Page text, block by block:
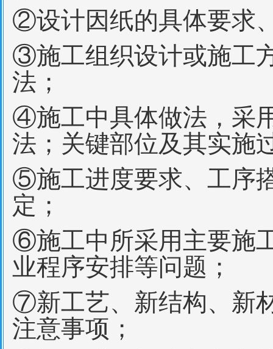
②设计因纸的具体要求
③施工组织设计或施工
法；
④施工中具体做法，采
法；关键部位及其实施
⑤施工进度要求、工序
定；
⑥施工中所采用主要施
业程序安排等问题；
⑦新工艺、新结构、新
注意事项；